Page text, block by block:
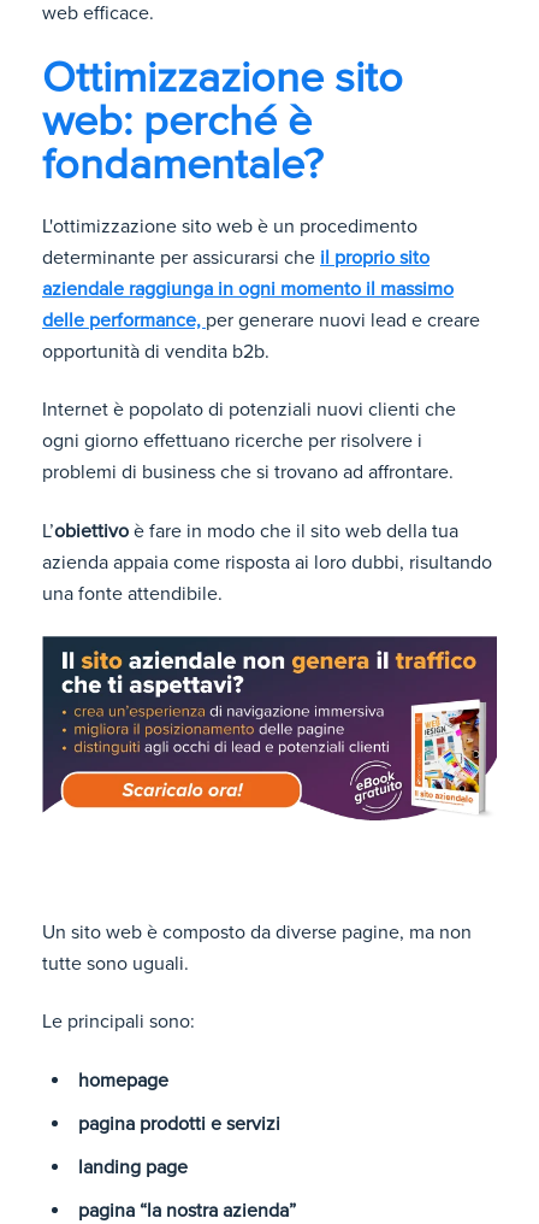
web efficace.
Ottimizzazione sito
web: perché è
fondamentale?
L'ottimizzazione sito web è un procedimento
determinante per assicurarsi che il proprio sito
aziendale raggiunga in ogni momento il massimo
delle performance, per generare nuovi lead e creare
opportunità di vendita b2b.
Internet è popolato di potenziali nuovi clienti che
ogni giorno effettuano ricerche per risolvere i
problemi di business che si trovano ad affrontare.
L’obiettivo è fare in modo che il sito web della tua
azienda appaia come risposta ai loro dubbi, risultando
una fonte attendibile.
Un sito web è composto da diverse pagine, ma non
tutte sono uguali.
Le principali sono:
homepage
pagina prodotti e servizi
landing page
pagina “la nostra azienda”